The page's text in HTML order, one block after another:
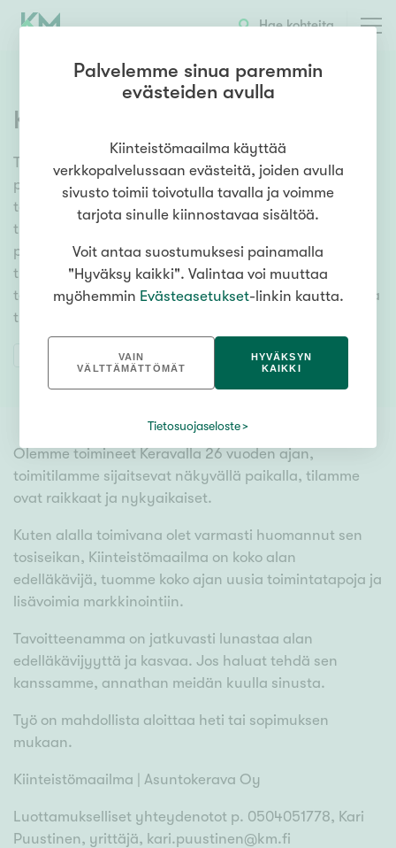
Hae kohteita
Kiinteistönvälittäjä Keravalle
Tarvitsemme lisävoimia ja olemme halukkaita
palkkaamaan sinutvälitysalan ammattilainen
toivot menestyksesi tueksi yhteisöllisyyttä ja kaikkien
tuntemaa brändin, johon luotetaan. Meillä on tarjota
paljon myytävää, mm. uudiskohteita. Jos nykyinen
työpaikkasi sijaitsee kotikuntasi ulkopuolella ja haluat
tehdä töitä lähellä kotia, olemme varmasti sinulle oikea
työpaikka.
TYÖPAIKKAILMOITUS
Olemme toimineet Keravalla 26 vuoden ajan,
toimitilamme sijaitsevat näkyvällä paikalla, tilamme
ovat raikkaat ja nykyaikaiset.
Kuten alalla toimivana olet varmasti huomannut sen
tosiseikan, Kiinteistömaailma on koko alan
edelläkävijä, tuomme koko ajan uusia toimintatapoja ja
lisävoimia markkinointiin.
Tavoitteenamma on jatkuvasti lunastaa alan
edelläkävijyyttä ja kasvaa. Jos haluat tehdä sen
kanssamme, annathan meidän kuulla sinusta.
Työ on mahdollista aloittaa heti tai sopimuksen
mukaan.
Kiinteistömaailma | Asuntokerava Oy
Luottamukselliset yhteydenotot p. 0504051778, Kari
Puustinen, yrittäjä, kari.puustinen@km.fi
Palvelemme sinua paremmin
evästeiden avulla
Kiinteistömaailma käyttää
verkkopalvelussaan evästeitä, joiden avulla
sivusto toimii toivotulla tavalla ja voimme
tarjota sinulle kiinnostavaa sisältöä.
Voit antaa suostumuksesi painamalla
"Hyväksy kaikki". Valintaa voi muuttaa
myöhemmin Evästeasetukset-linkin kautta.
VAIN
VÄLTTÄMÄTTÖMÄT
HYVÄKSYN
KAIKKI
Tietosuojaseloste